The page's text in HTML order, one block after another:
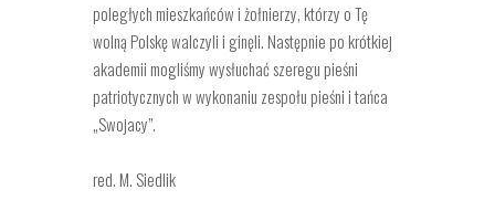
poległych mieszkańców i żołnierzy, którzy o Tę
wolną Polskę walczyli i ginęli. Następnie po krótkiej
akademii mogliśmy wysłuchać szeregu pieśni
patriotycznych w wykonaniu zespołu pieśni i tańca
„Swojacy”.
red. M. Siedlik